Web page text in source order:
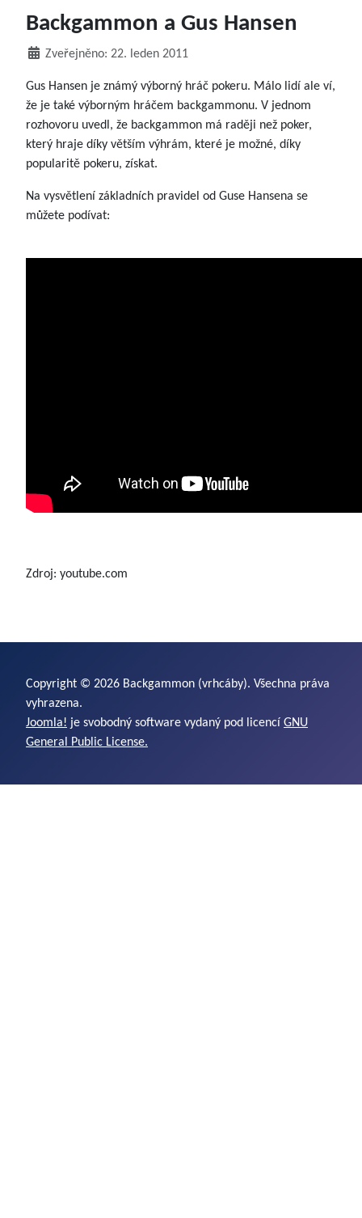
Backgammon a Gus Hansen
Zveřejněno: 22. leden 2011
Gus Hansen je známý výborný hráč pokeru. Málo lidí ale ví,
že je také výborným hráčem backgammonu. V jednom
rozhovoru uvedl, že backgammon má raději než poker,
který hraje díky větším výhrám, které je možné, díky
popularitě pokeru, získat.
Na vysvětlení základních pravidel od Guse Hansena se
můžete podívat:
Zdroj: youtube.com
Copyright © 2026 Backgammon (vrhcáby). Všechna práva
vyhrazena.
Joomla! je svobodný software vydaný pod licencí GNU
General Public License.